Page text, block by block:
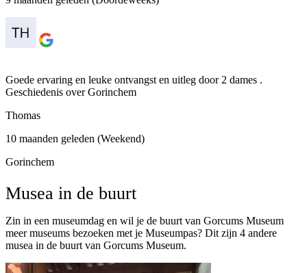
Goede ervaring en leuke ontvangst en uitleg door 2 dames .
Geschiedenis over Gorinchem
Thomas
10 maanden geleden (Weekend)
Gorinchem
Musea in de buurt
Zin in een museumdag en wil je de buurt van Gorcums Museum
meer museums bezoeken met je Museumpas? Dit zijn 4 andere
musea in de buurt van Gorcums Museum.